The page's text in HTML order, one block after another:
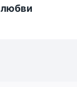
любви